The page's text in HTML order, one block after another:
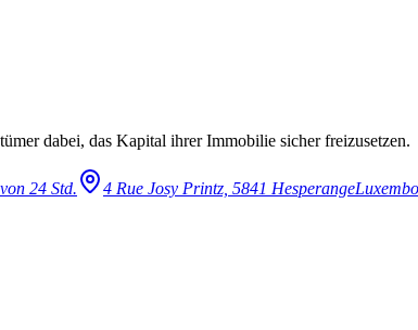
dabei, das Kapital ihrer Immobilie sicher freizusetzen.
24 Std. 4 Rue Josy Printz, 5841 Hesperange